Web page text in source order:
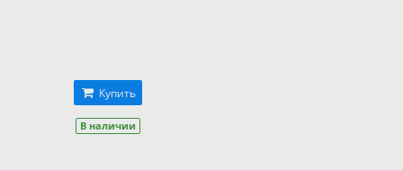
Купить
В наличии